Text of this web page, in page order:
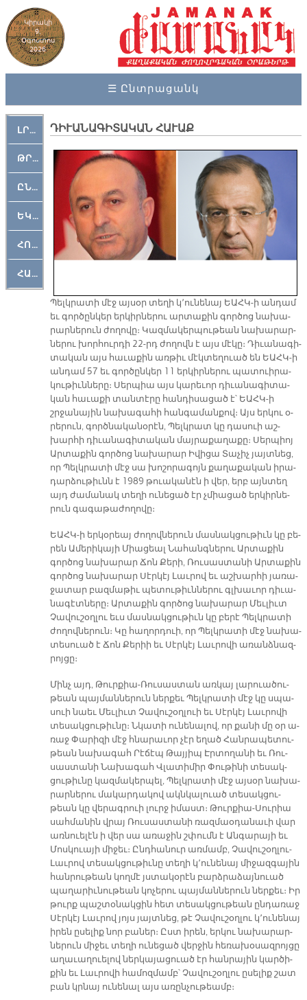
Կիրակի
9,
Օգոստոս
2026
☰ Ընտրացանկ
ԼՐԱՀՈՍ
ԹՐՔԱՀԱՅ ԿԵԱՆՔ
ԸՆԿԵՐԱՄՇԱԿՈՒԹԱՅԻՆ
ԵԿԵՂԵՑԱԿԱՆ
ՀՈԳԵՄՏԱՒՈՐ
ՀԱՐԹԱԿ
ԴԻՒԱՆԱԳԻՏԱԿԱՆ ՀԱՒԱՔ
Պելկ­րա­տի մէջ այ­սօր տե­ղի կ՚ու­նե­նայ ԵԱՀԿ-ի ան­դամ
եւ գոր­ծըն­կեր եր­կիր­նե­րու ար­տա­քին գոր­ծոց նա­խա­
րար­նե­րուն ժո­ղո­վը։ Կազ­մա­կեր­պու­թեան նա­խա­րար­
նե­րու խոր­հուր­դի 22-րդ ժո­ղովն է այս մէ­կը։ Դի­ւա­նա­գի­
տա­կան այս հա­ւա­քին առ­թիւ մէկ­տե­ղուած են ԵԱՀԿ-ի
ան­դամ 57 եւ գոր­ծըն­կեր 11 եր­կիր­նե­րու պա­տուի­րա­
կու­թիւն­նե­րը։ Սեր­պիա այս կա­րե­ւոր դի­ւա­նա­գի­տա­
կան հա­ւա­քի տան­տէ­րը հան­դի­սա­ցած է՝ ԵԱՀԿ-ի
շրջա­նա­յին նա­խա­գա­հի հան­գա­ման­քով։ Այս եր­կու օ­
րե­րուն, գործ­նա­կա­նօ­րէն, Պելկ­րատ կը դա­սուի աշ­
խար­հի դի­ւա­նա­գի­տա­կան մայ­րա­քա­ղա­քը։ Սեր­պիոյ
Ար­տա­քին գոր­ծոց նա­խա­րար Ի­վի­ցա Տա­չիչ յայտ­նեց,
որ Պելկ­րա­տի մէջ սա խո­շո­րա­գոյն քա­ղա­քա­կան ի­րա­
դար­ձու­թիւնն է 1989 թուա­կա­նէն ի վեր, երբ այն­տեղ
այդ ժա­մա­նակ տե­ղի ու­նե­ցած էր չմիա­ցած եր­կիր­նե­
րուն գա­գա­թա­ժո­ղո­վը։
ԵԱՀԿ-ի եր­կօ­րեայ ժո­ղով­նե­րուն մաս­նակ­ցու­թիւն կը բե­
րեն Ա­մե­րի­կա­յի Միա­ցեալ Նա­հանգ­նե­րու Ար­տա­քին
գոր­ծոց նա­խա­րար Ճոն Քե­րի, Ռու­սաս­տա­նի Ար­տա­քին
գոր­ծոց նա­խա­րար Սէր­կէյ Լաւ­րով եւ աշ­խար­հի յա­ռա­
ջա­տար բազ­մա­թիւ պե­տու­թիւն­նե­րու գլխա­ւոր դի­ւա­
նա­գէտ­նե­րը։ Ար­տա­քին գոր­ծոց նա­խա­րար Մեւ­լիւտ
Չա­վու­շօղ­լու եւս մաս­նակ­ցու­թիւն կը բե­րէ Պելկ­րա­տի
ժո­ղով­նե­րուն։ Կը հա­ղոր­դուի, որ Պելկ­րա­տի մէջ նա­խա­
տե­սուած է Ճոն Քե­րիի եւ Սէր­կէյ Լաւ­րո­վի ա­ռանձ­նազ­
րոյ­ցը։
Մինչ այդ, Թուր­քիա-Ռու­սաս­տան առ­կայ լա­րուա­ծու­
թեան պայ­ման­նե­րուն ներ­քեւ Պելկ­րա­տի մէջ կը սպա­
սուի նաեւ Մեւ­լիւտ Չա­վու­շօղ­լուի եւ Սէր­կէյ Լաւ­րո­վի
տե­սակ­ցու­թիւ­նը։ Նկա­տի ու­նե­նա­լով, որ քա­նի մը օր ա­
ռաջ Փա­րի­զի մէջ հնա­րա­ւոր չէր ե­ղած Հան­րա­պե­տու­
թեան նա­խա­գահ Րէ­ճէպ Թայ­յիպ Էր­տո­ղա­նի եւ Ռու­
սաս­տա­նի Նա­խա­գահ Վլա­տի­միր Փու­թի­նի տե­սակ­
ցու­թիւ­նը կազ­մա­կեր­պել, Պելկ­րա­տի մէջ այ­սօր նա­խա­
րար­նե­րու մա­կար­դա­կով ակն­կա­լուած տե­սակ­ցու­
թեան կը վե­րագ­րուի լուրջ ի­մաստ։ Թուր­քիա-Սու­րիա
սահ­մա­նին վրայ Ռու­սաս­տա­նի ռազ­մաօ­դա­նա­ւի վար
առ­նուե­լէն ի վեր սա ա­ռա­ջին շփումն է Ան­գա­րա­յի եւ
Մոս­կուա­յի մի­ջեւ։ Ընդ­հա­նուր առ­մամբ, Չա­վու­շօղ­լու-
Լաւ­րով տե­սակ­ցու­թիւ­նը տե­ղի կ՚ու­նե­նայ մի­ջազ­գա­յին
հան­րու­թեան կող­մէ յստա­կօ­րէն բարձ­րա­ձայ­նուած
պա­ղա­րիւ­նու­թեան կո­չե­րու պայ­ման­նե­րուն ներ­քեւ։ Իր
թուրք պաշ­տօ­նակ­ցին հետ տե­սակ­ցու­թեան ըն­դա­ռաջ
Սէր­կէյ Լաւ­րով յոյս յայտ­նեց, թէ Չա­վու­շօղ­լու կ՚ու­նե­նայ
ի­րեն ը­սե­լիք նոր բա­ներ։ Ըստ ի­րեն, եր­կու նա­խա­րար­
նե­րուն մի­ջեւ տե­ղի ու­նե­ցած վեր­ջին հե­ռա­խօ­սազ­րոյ­ցը
ա­ղա­ւա­ղուե­լով ներ­կա­յա­ցուած էր հան­րա­յին կար­ծի­
քին եւ Լաւ­րո­վի հա­մոզ­մամբ՝ Չա­վու­շօղ­լու ը­սե­լիք շատ
բան կրնայ ու­նե­նալ այս ա­ռըն­չու­թեամբ։